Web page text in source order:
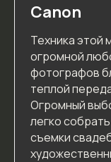
Canon
Техника этой
огромной
фотографов
теплой
Огромный
легко
съемки
и мы с